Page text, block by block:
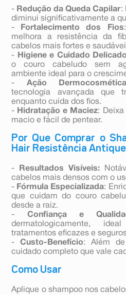
- Redução da Queda Capilar:
diminui significativamente a
-
Fortalecimento dos Fios
melhora a resistência da
cabelos mais fortes e
-
Higiene e Cuidado
o couro cabeludo sem
ambiente ideal para o
- Ação Dermocosmética
tecnologia avançada que
enquanto cuida dos fios.
- Hidratação e Maciez:
macio e fácil de pentear.
Por Que Comprar o
Hair Resistência
- Resultados Visíveis:
cabelos mais densos com o
- Fórmula Especializada:
que cuidam do couro
desde a raiz.
- Confiança e
dermatologicamente,
tratamentos eficazes e
-Custo-Benefício: Além de
cuidado completo que vale
Como Usar
Aplique o shampoo nos